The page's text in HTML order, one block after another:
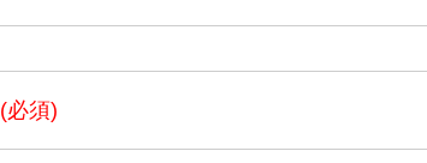
(必須)